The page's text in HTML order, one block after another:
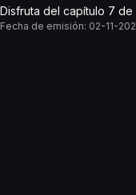
Disfruta del capítulo 7
Fecha de emisión: 02-11-